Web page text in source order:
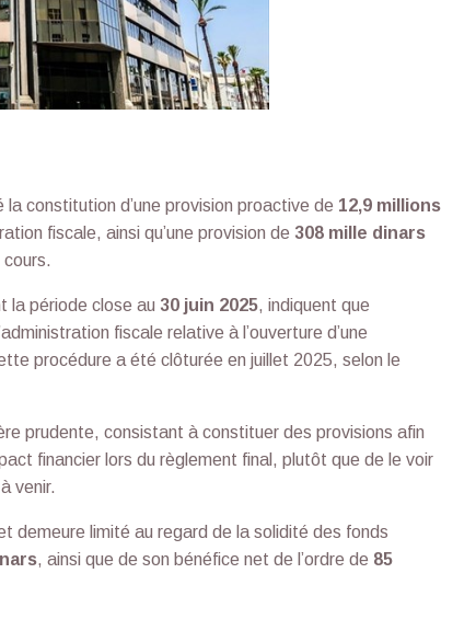
constitution d’une provision proactive de 12,9 millions
fiscale, ainsi qu’une provision de 308 mille dinars
la période close au 30 juin 2025, indiquent que
fiscale relative à l’ouverture d’une
procédure a été clôturée en juillet 2025, selon le
prudente, consistant à constituer des provisions afin
financier lors du règlement final, plutôt que de le voir
venir.
demeure limité au regard de la solidité des fonds
, ainsi que de son bénéfice net de l’ordre de 85